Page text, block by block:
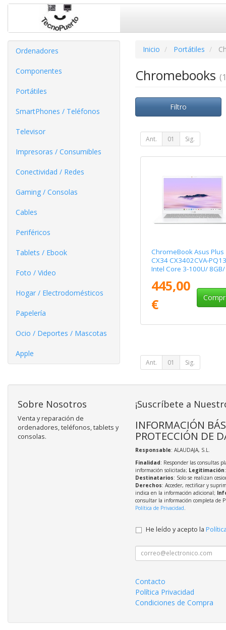
Ordenadores
Componentes
Portátiles
SmartPhones / Teléfonos
Televisor
Impresoras / Consumibles
Conectividad / Redes
Gaming / Consolas
Cables
Periféricos
Tablets / Ebook
Foto / Video
Hogar / Electrodomésticos
Papelería
Ocio / Deportes / Mascotas
Apple
Inicio Portátiles
Chromebooks
Filtro
Ant. 01 Sig.
ChromeBook Asus Plus
CX34 CX3402CVA-
Intel Core 3-100U/ 8GB/
445,00
€
Ant. 01 Sig.
Sobre Nosotros
Venta y reparación de
ordenadores, teléfonos, tablets y
consolas.
¡Suscríbete a
INFORMACIÓN
PROTECCIÓN DE
Responsable: ALAUDAJA, S.L.
Finalidad: Responder las consultas
información solicitada; Legitimación
Destinatarios: Solo se realizan
Derechos: Acceder, rectificar y
indica en la información adicional;
consultar la información completa de
Política de Privacidad.
He leído y acepto la
Contacto
Política Privacidad
Condiciones de Compra